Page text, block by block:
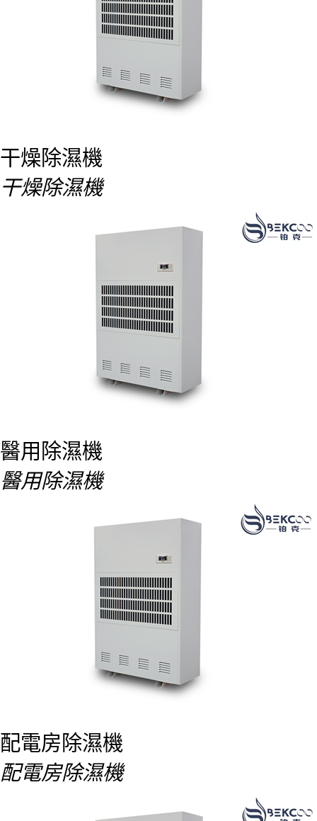
干燥除濕機
干燥除濕機
醫用除濕機
醫用除濕機
配電房除濕機
配電房除濕機